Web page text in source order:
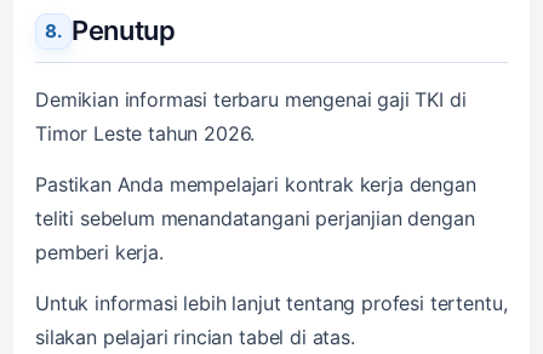
Penutup
Demikian informasi terbaru mengenai gaji TKI di
Timor Leste tahun 2026.
Pastikan Anda mempelajari kontrak kerja dengan
teliti sebelum menandatangani perjanjian dengan
pemberi kerja.
Untuk informasi lebih lanjut tentang profesi tertentu,
silakan pelajari rincian tabel di atas.